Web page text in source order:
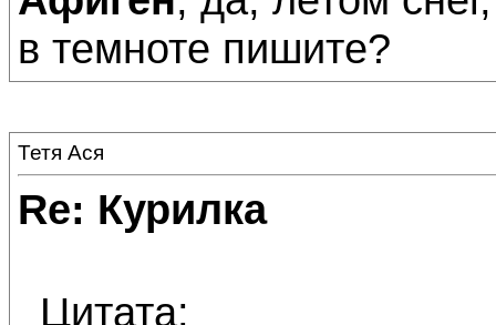
в темноте пишите?
Тетя Ася
Re: Курилка
Цитата: